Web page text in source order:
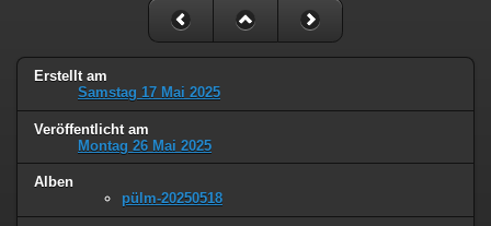
Erstellt am
Samstag 17 Mai 2025
Veröffentlicht am
Montag 26 Mai 2025
Alben
pülm-20250518